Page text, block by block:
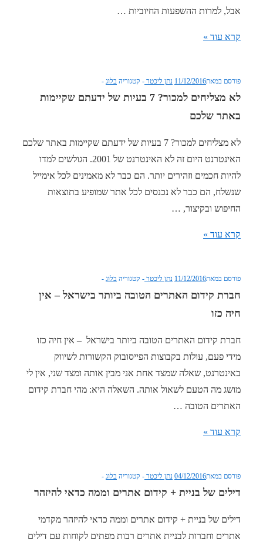
אבל, למרות ההשפעות החיוביות …
איך
מגוגל
קרא עוד »
פורסם במאת11/12/2016 נתן ליכטר קטגוריהבלוג
לא מצליחים למכור? 7 בעיות של ידעתם שקיימות
באתר שלכם
לא מצליחים למכור? 7 בעיות של ידעתם שקיימות באתר שלכם
האינטרנט היום זה לא האינטרנט של 2001. הגולשים למדו
להיות חכמים וזהירים יותר. הם כבר לא מאמינים לכל אימייל
שנשלח, הם כבר לא נכנסים לכל אתר שמופיע בתוצאות
החיפוש ובקיצור, …
לא
בעיות
של
קרא עוד »
פורסם במאת11/12/2016 נתן ליכטר קטגוריהבלוג
חברת קידום האתרים הטובה ביותר בישראל – אין
חיה כזו
חברת קידום האתרים הטובה ביותר בישראל – אין חיה כזו
מידי פעם, עולות בקבוצות הפייסובוק הקשורות לשיווק
באינטרנט, שאלה שמצד אחת אני מבין אותה ומצד שני, אין לי
מושג מה הטעם לשאול אותה. השאלה היא: מהי חברת קידום
האתרים הטובה …
חברת
הטובה
ביותר
בישראל
קרא עוד »
פורסם במאת04/12/2016 נתן ליכטר קטגוריהבלוג
דילים של בניית + קידום אתרים וממה כדאי להיזהר
דילים של בניית + קידום אתרים וממה כדאי להיזהר מקדמי
אתרים וחברות לבניית אתרים רבות מפתים לקוחות עם דילים